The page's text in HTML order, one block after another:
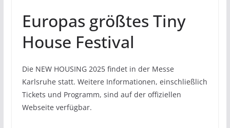
Europas größtes Tiny
House Festival
Die NEW HOUSING 2025 findet in der Messe
Karlsruhe statt. Weitere Informationen, einschließlich
Tickets und Programm, sind auf der offiziellen
Webseite verfügbar.